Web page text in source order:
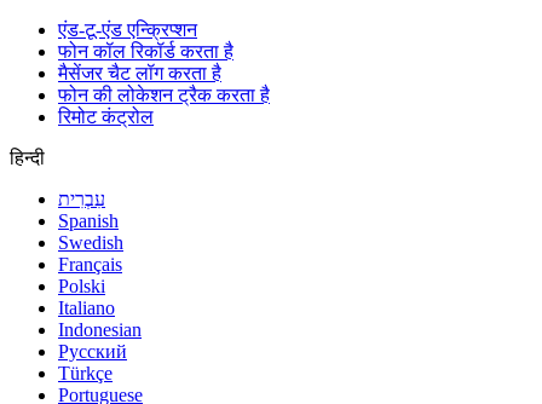
एंड-टू-एंड एन्क्रिप्शन
फोन कॉल रिकॉर्ड करता है
मैसेंजर चैट लॉग करता है
फोन की लोकेशन ट्रैक करता है
रिमोट कंट्रोल
हिन्दी
עִבְרִית
Spanish
Swedish
Français
Polski
Italiano
Indonesian
Русский
Türkçe
Portuguese